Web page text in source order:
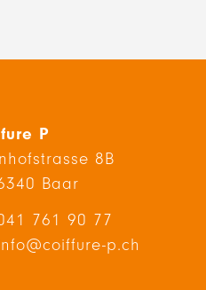
P
8B
Baar
761 90 77
p.ch